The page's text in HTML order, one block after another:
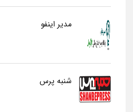
مدیر اینفو
شنبه پرس